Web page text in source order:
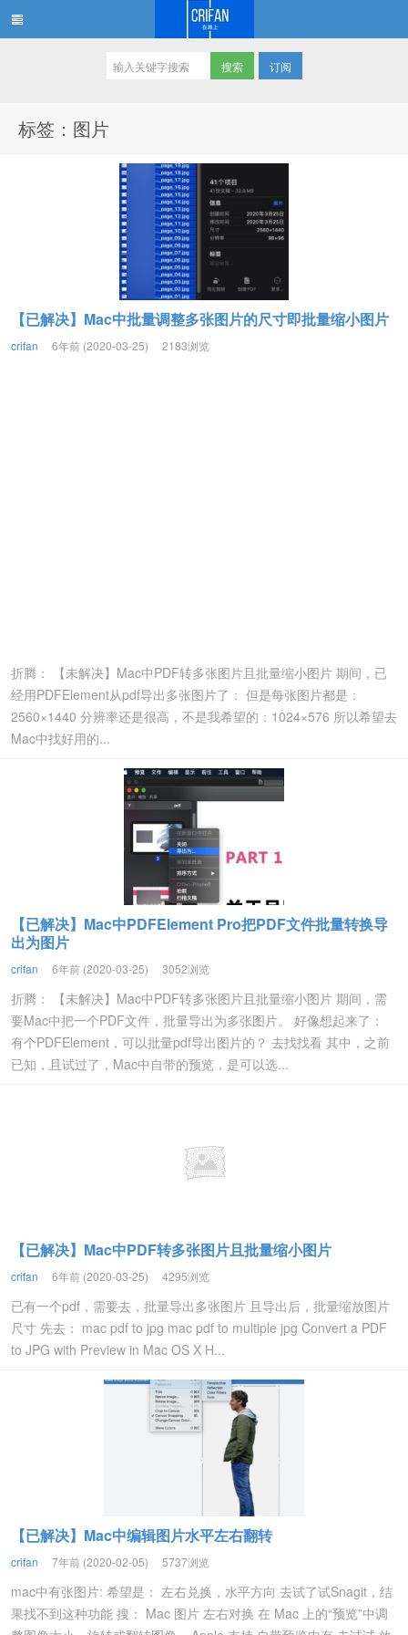
订阅
标签：图片
【已解决】Mac中批量调整多张图片的尺寸即批量缩小图片
crifan 6年前 (2020-03-25) 2183浏览
折腾： 【未解决】Mac中PDF转多张图片且批量缩小图片 期间，已
经用PDFElement从pdf导出多张图片了： 但是每张图片都是：
2560×1440 分辨率还是很高，不是我希望的：1024×576 所以希望去
Mac中找好用的...
【已解决】Mac中PDFElement Pro把PDF文件批量转换导
出为图片
crifan 6年前 (2020-03-25) 3052浏览
折腾： 【未解决】Mac中PDF转多张图片且批量缩小图片 期间，需
要Mac中把一个PDF文件，批量导出为多张图片。 好像想起来了：
有个PDFElement，可以批量pdf导出图片的？ 去找找看 其中，之前
已知，且试过了，Mac中自带的预览，是可以选...
【已解决】Mac中PDF转多张图片且批量缩小图片
crifan 6年前 (2020-03-25) 4295浏览
已有一个pdf，需要去，批量导出多张图片 且导出后，批量缩放图片
尺寸 先去： mac pdf to jpg mac pdf to multiple jpg Convert a PDF
to JPG with Preview in Mac OS X H...
【已解决】Mac中编辑图片水平左右翻转
crifan 7年前 (2020-02-05) 5737浏览
mac中有张图片: 希望是： 左右兑换，水平方向 去试了试Snagit，结
果找不到这种功能 搜： Mac 图片 左右对换 在 Mac 上的“预览”中调